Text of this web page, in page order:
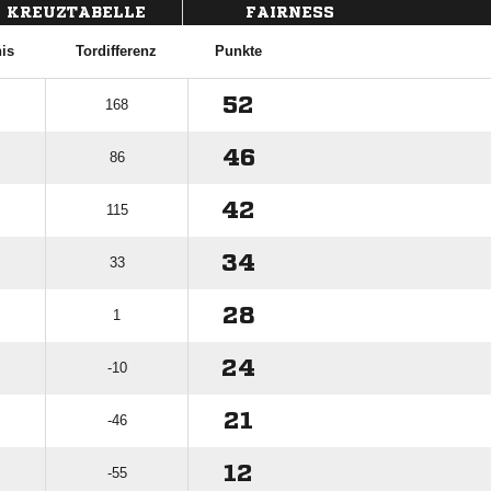
KREUZTABELLE FAIRNESS
Tordifferenz Punkte
168 52
86 46
115 42
33 34
1 28
-10 24
-46 21
-55 12